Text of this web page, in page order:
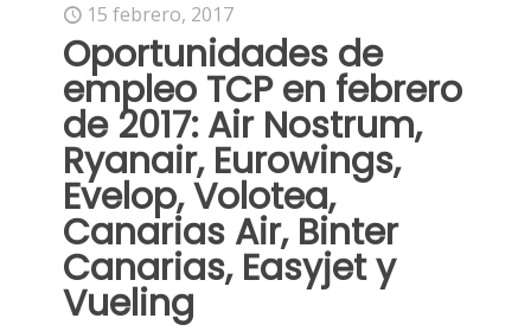
15 febrero, 2017
Oportunidades de
empleo TCP en febrero
de 2017: Air Nostrum,
Ryanair, Eurowings,
Evelop, Volotea,
Canarias Air, Binter
Canarias, Easyjet y
Vueling